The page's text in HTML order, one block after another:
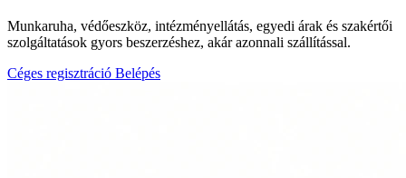
Munkaruha, védőeszköz, intézményellátás, egyedi árak és szakértői
szolgáltatások gyors beszerzéshez, akár azonnali szállítással.
Céges regisztráció Belépés